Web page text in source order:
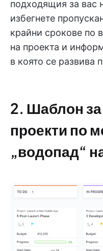
подходящия за вас
избегнете
крайни срокове по
на проекта и
в която се развива
2. Шаблон
проекти по
„водопад“